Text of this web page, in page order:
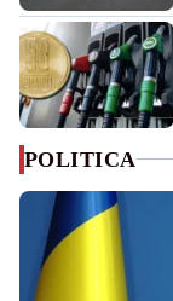
POLITICA